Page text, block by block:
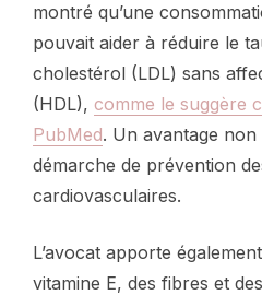
montré qu’une
pouvait aider à réduire le
cholestérol (LDL) sans
(HDL), comme le suggère
PubMed. Un avantage non
démarche de prévention
cardiovasculaires.
L’avocat apporte
vitamine E, des fibres et